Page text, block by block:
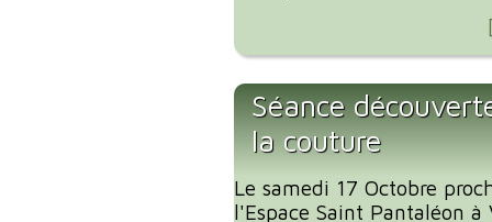
Séance
la couture
Le samedi 17 Octobre
l'Espace Saint Pantaléon